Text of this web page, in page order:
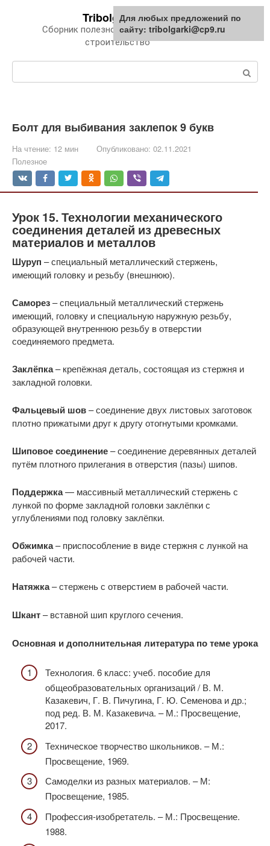
Tribolgarki.ru
Сборник полезной информации про
строительство
Болт для выбивания заклепок 9 букв
На чтение: 12 мин Опубликовано: 02.11.2021
Полезное
Урок 15. Технологии механического
соединения деталей из древесных
материалов и металлов
Шуруп – специальный металлический стержень,
имеющий головку и резьбу (внешнюю).
Саморез– специальный металлический стержень
имеющий, головку и специальную наружную резьбу,
образующей внутреннюю резьбу в отверстии
соединяемого предмета.
Заклёпка– крепёжная деталь, состоящая из стержня и
закладной головки.
Фальцевый шов– соединение двух листовых заготовок
плотно прижатыми друг к другу отогнутыми кромками.
Шиповое соединение– соединение деревянных деталей
путём плотного прилегания в отверстия (пазы) шипов.
Поддержка— массивный металлический стержень с
лункой по форме закладной головки заклёпки с
углублениями под головку заклёпки.
Обжимка– приспособление в виде стержня с лункой на
рабочей части.
Натяжка– стержень с отверстием в рабочей части.
Шкант– вставной шип круглого сечения.
Основная и дополнительная литература по теме урока
Технология. 6 класс: учеб. пособие для
общеобразовательных организаций / В. М.
Казакевич, Г. В. Пичугина, Г. Ю. Семенова и др.;
под ред. В. М. Казакевича. – М.: Просвещение,
2017.
Техническое творчество школьников. – М.:
Просвещение, 1969.
Самоделки из разных материалов. – М:
Просвещение, 1985.
Профессия-изобретатель. – М.: Просвещение.
1988.
Для любых предложений по
сайту: tribolgarki@cp9.ru